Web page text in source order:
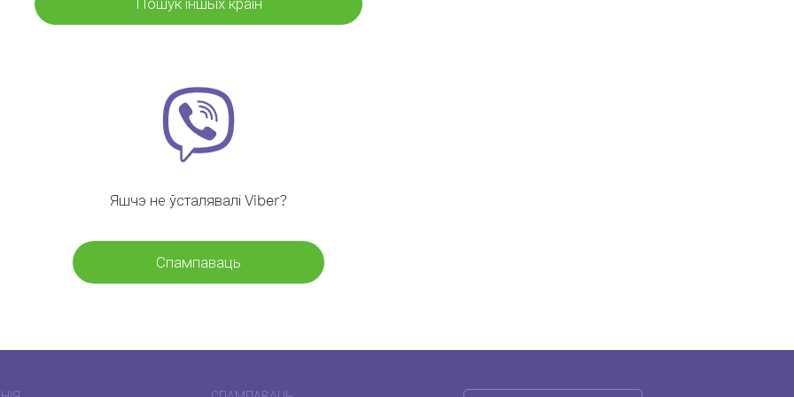
Яшчэ не ўсталявалі Viber?
Спампаваць